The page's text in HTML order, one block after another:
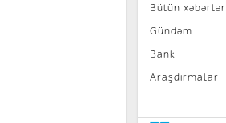
Bütün xəbərlər
Gündəm
Bank
Araşdırmalar